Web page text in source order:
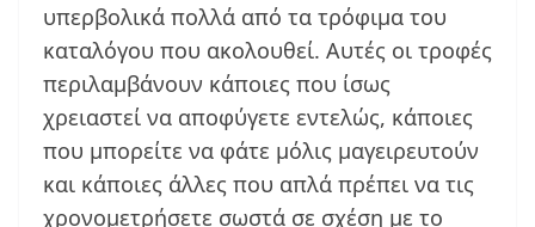
υπερβολικά πολλά από τα τρόφιμα του
καταλόγου που ακολουθεί. Αυτές οι τροφές
περιλαμβάνουν κάποιες που ίσως
χρειαστεί να αποφύγετε εντελώς, κάποιες
που μπορείτε να φάτε μόλις μαγειρευτούν
και κάποιες άλλες που απλά πρέπει να τις
χρονομετρήσετε σωστά σε σχέση με το